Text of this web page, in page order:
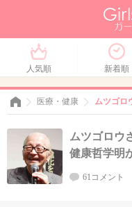
人気順 新着順
医療・健康 ムツゴロ
ムツゴロウ
健康哲学明
61コメント